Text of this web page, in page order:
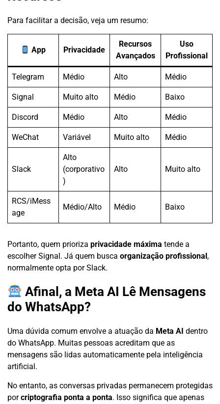
Para facilitar a decisão, veja um resumo:
App Privacidade
Recursos
Avançados
Uso
Profissional
Telegram Médio Alto Médio
Signal Muito alto Médio Baixo
Discord Médio Alto Médio
WeChat Variável Muito alto Médio
Slack
Alto
(corporativo
)
Alto Muito alto
RCS/iMess
age
Médio/Alto Médio Baixo
Portanto, quem prioriza privacidade máxima tende a
escolher Signal. Já quem busca organização profissional,
normalmente opta por Slack.
Afinal, a Meta AI Lê Mensagens
do WhatsApp?
Uma dúvida comum envolve a atuação da Meta AI dentro
do WhatsApp. Muitas pessoas acreditam que as
mensagens são lidas automaticamente pela inteligência
artificial.
No entanto, as conversas privadas permanecem protegidas
porcriptografia ponta a ponta. Isso significa que apenas